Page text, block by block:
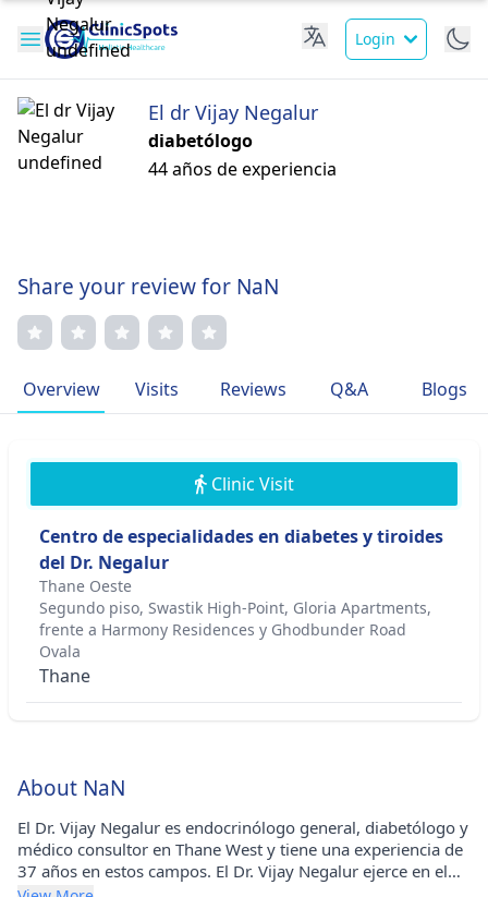
Login
El dr Vijay Negalur
diabetólogo
44 años de experiencia
Share your review for NaN
Overview Visits Reviews Q&A Blogs
Clinic Visit
Centro de especialidades en diabetes y tiroides
del Dr. Negalur
Thane Oeste
Segundo piso, Swastik High-Point, Gloria Apartments,
frente a Harmony Residences y Ghodbunder Road
Ovala
Thane
About NaN
El Dr. Vijay Negalur es endocrinólogo general, diabetólogo y
médico consultor en Thane West y tiene una experiencia de
37 años en estos campos. El Dr. Vijay Negalur ejerce en el
Centro de Especialidades en Diabetes y Tiroides del Dr.